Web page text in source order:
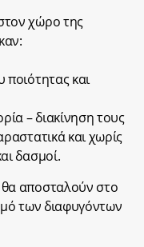
χώρο της
ποιότητας και
– διακίνηση τους
και χωρίς
δασμοί.
αποσταλούν στο
των διαφυγόντων